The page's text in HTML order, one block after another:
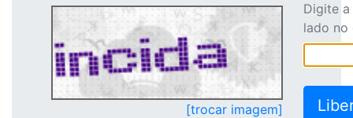
[trocar imagem]
Digite
lado no